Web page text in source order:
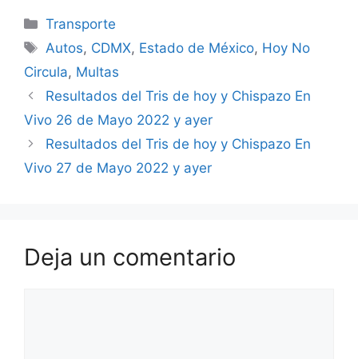
Categorías
Transporte
Etiquetas
Autos, CDMX, Estado de México, Hoy No
Circula, Multas
Resultados del Tris de hoy y Chispazo En
Vivo 26 de Mayo 2022 y ayer
Resultados del Tris de hoy y Chispazo En
Vivo 27 de Mayo 2022 y ayer
Deja un comentario